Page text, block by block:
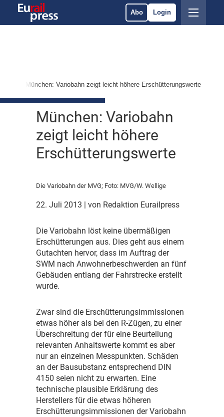
Abo Login
München: Variobahn zeigt leicht höhere Erschütterungswerte
München: Variobahn
zeigt leicht höhere
Erschütterungswerte
Die Variobahn der MVG; Foto: MVG/W. Wellige
22. Juli 2013 | von Redaktion Eurailpress
Die Variobahn löst keine übermäßigen
Erschütterungen aus. Dies geht aus einem
Gutachten hervor, dass im Auftrag der
SWM nach Anwohnerbeschwerden an fünf
Gebäuden entlang der Fahrstrecke erstellt
wurde.
Zwar sind die Erschütterungsimmissionen
etwas höher als bei den R-Zügen, zu einer
Überschreitung der für eine Beurteilung
relevanten Anhaltswerte kommt es aber
nur an einzelnen Messpunkten. Schäden
an der Bausubstanz entsprechend DIN
4150 seien nicht zu erwarten. Eine
technische plausible Erklärung des
Herstellers für die etwas höheren
Erschütterungsimmissionen der Variobahn